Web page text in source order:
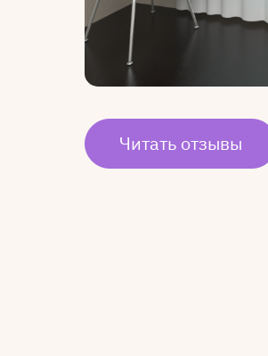
Читать отзывы